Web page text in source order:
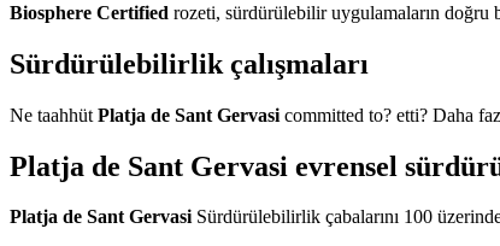
Biosphere Certified rozeti, sürdürülebilir uygulamaların doğru
Sürdürülebilirlik çalışmaları
Ne taahhüt Platja de Sant Gervasi committed to? etti? Daha
Platja de Sant Gervasi evrensel
Platja de Sant GervasiSürdürülebilirlik çabalarını 100